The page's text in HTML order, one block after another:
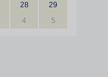
28
29
4 5